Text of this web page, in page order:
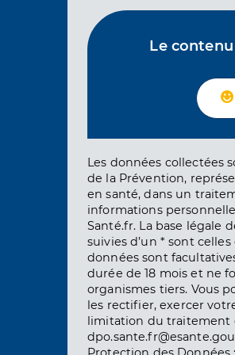
Le
Les données collectées
de la Prévention,
en santé, dans un
informations
Santé.fr. La base légale
suivies d’un * sont
données sont
durée de 18 mois et ne
organismes tiers. Vous
les rectifier, exercer
limitation du traitement